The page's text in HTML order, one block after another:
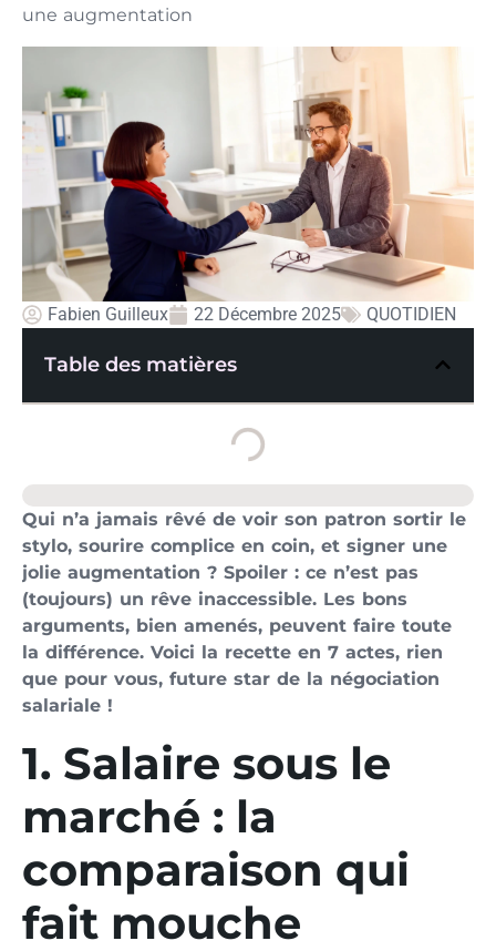
une augmentation
Fabien Guilleux 22 Décembre 2025 QUOTIDIEN
Table des matières
Qui n’a jamais rêvé de voir son patron sortir le
stylo, sourire complice en coin, et signer une
jolie augmentation ? Spoiler : ce n’est pas
(toujours) un rêve inaccessible. Les bons
arguments, bien amenés, peuvent faire toute
la différence. Voici la recette en 7 actes, rien
que pour vous, future star de la négociation
salariale !
1. Salaire sous le
marché : la
comparaison qui
fait mouche